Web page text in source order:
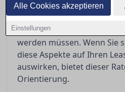
Alle Cookies akzeptieren
Einstellungen
bieten steuerliche Vorteile
Regelungen für
entscheidende Anreize, die
werden müssen. Wenn Sie
diese Aspekte auf Ihren
auswirken, bietet dieser
Orientierung.